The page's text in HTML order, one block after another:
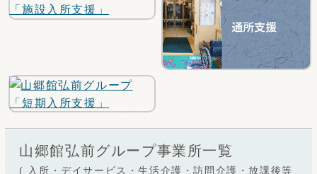
山郷館弘前グループ事業所一覧
( 入所・デイサービス・生活介護・訪問介護・放課後等